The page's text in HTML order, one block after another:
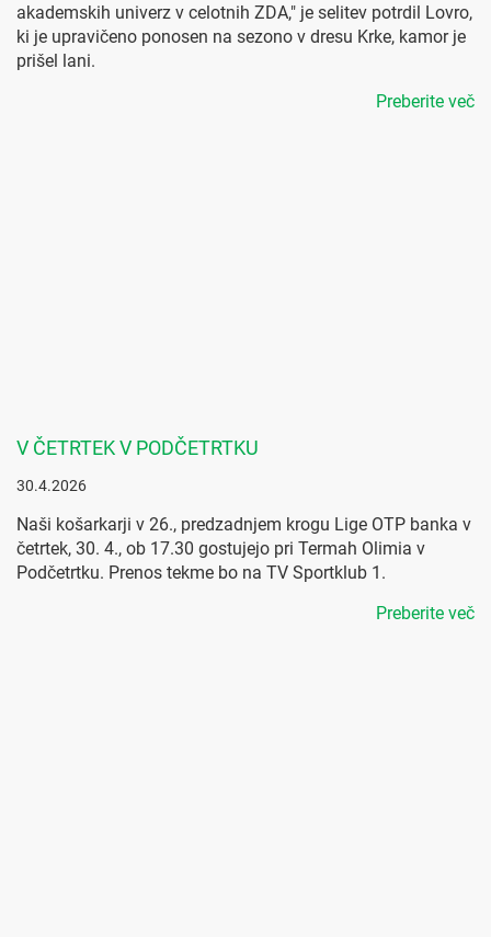
akademskih univerz v celotnih ZDA," je selitev potrdil Lovro,
ki je upravičeno ponosen na sezono v dresu Krke, kamor je
prišel lani.
Preberite več
V ČETRTEK V PODČETRTKU
30.4.2026
Naši košarkarji v 26., predzadnjem krogu Lige OTP banka v
četrtek, 30. 4., ob 17.30 gostujejo pri Termah Olimia v
Podčetrtku. Prenos tekme bo na TV Sportklub 1.
Preberite več